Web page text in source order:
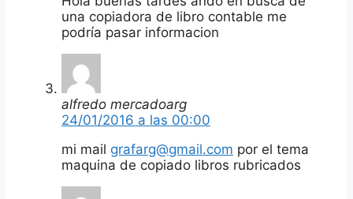
una copiadora de libro contable me
podría pasar informacion
alfredo mercadoarg
24/01/2016 a las 00:00
mi mail grafarg@gmail.com por el tema
maquina de copiado libros rubricados